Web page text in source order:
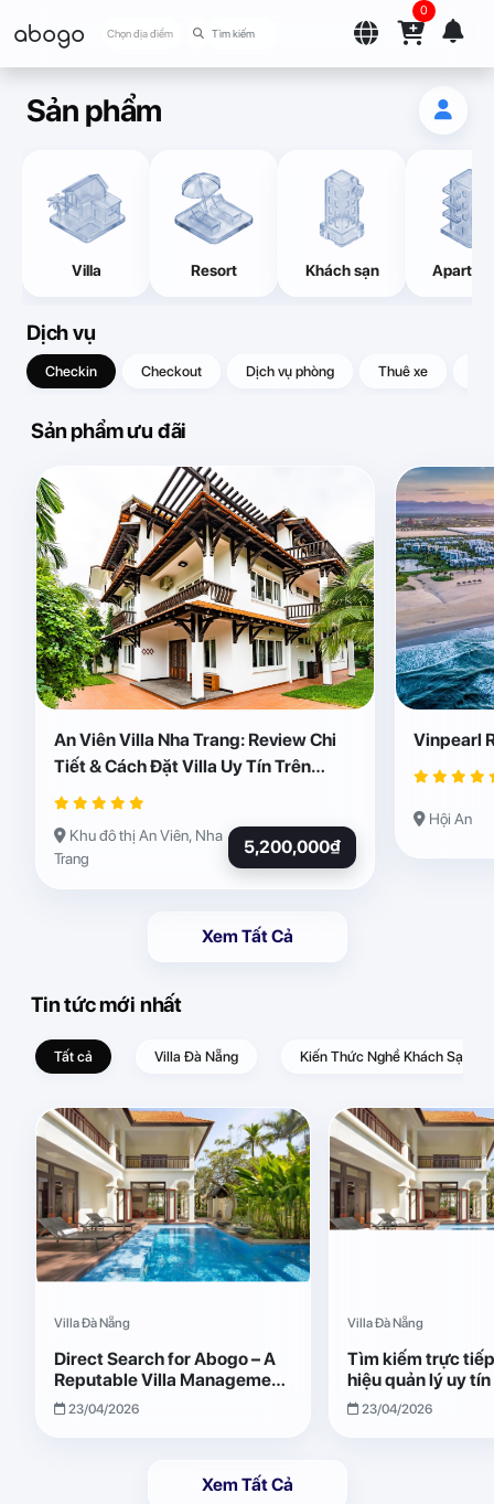
abogo Chọn địa điểm
0
Sản phẩm
Villa Resort Khách sạn
Dịch vụ
Checkin Checkout Dịch vụ phòng Thuê xe
Sản phẩm ưu đãi
An Viên Villa Nha Trang: Review Chi
Tiết & Cách Đặt Villa Uy Tín Trên
Abogo
Khu đô thị An Viên, Nha
Trang
5,200,000₫
Vinpearl
Hội An
Xem Tất Cả
Tin tức mới nhất
Tất cả Villa Đà Nẵng Kiến Thức Nghề Khách Sạn –
Villa Đà Nẵng
Direct Search for Abogo – A
Reputable Villa Management
Brand with Transparent and
Effective Operations
23/04/2026
Villa Đà Nẵng
Tìm kiếm trực
hiệu quản lý uy
Giải pháp vận
quả, minh bạch
23/04/2026
Xem Tất Cả